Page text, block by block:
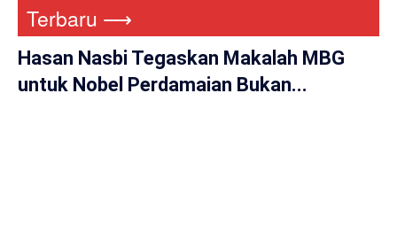
Terbaru ⟶
Hasan Nasbi Tegaskan Makalah MBG
untuk Nobel Perdamaian Bukan...